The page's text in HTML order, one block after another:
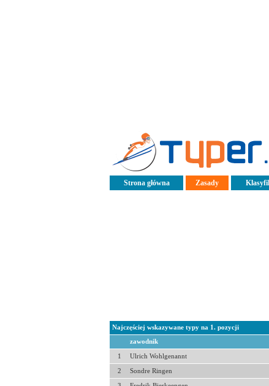
Strona główna Zasady
Najczęściej wskazywane typy na 1. pozycji
zawodnik
1 Ulrich Wohlgenannt
2 Sondre Ringen